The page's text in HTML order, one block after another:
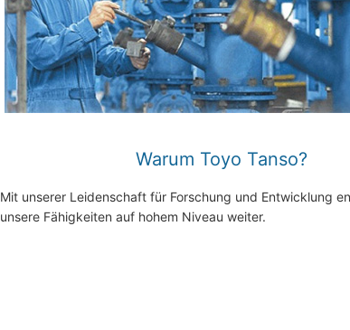
Warum Toyo Tanso?
Mit unserer Leidenschaft für Forschung und Entwicklung
unsere Fähigkeiten auf hohem Niveau weiter.